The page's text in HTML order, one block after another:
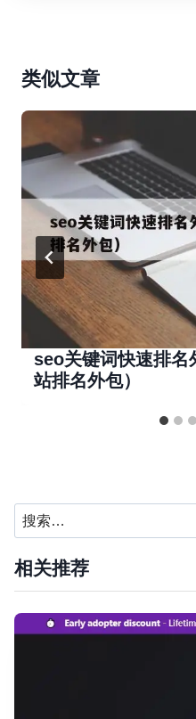
类似文章
seo关键词快速排名
站排名外包）
搜
索：
相关推荐